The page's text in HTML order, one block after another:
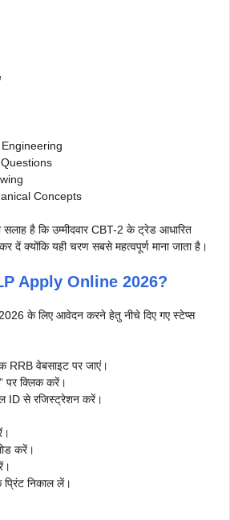
Concepts
सलाह है कि उम्मीदवार CBT-2 के ट्रेड आधारित
दें क्योंकि यही चरण सबसे महत्वपूर्ण माना जाता है।
Apply Online 2026?
के लिए आवेदन करने हेतु नीचे दिए गए स्टेप्स
RRB वेबसाइट पर जाएं।
पर क्लिक करें।
ID से रजिस्ट्रेशन करें।
करें।
निकाल लें।